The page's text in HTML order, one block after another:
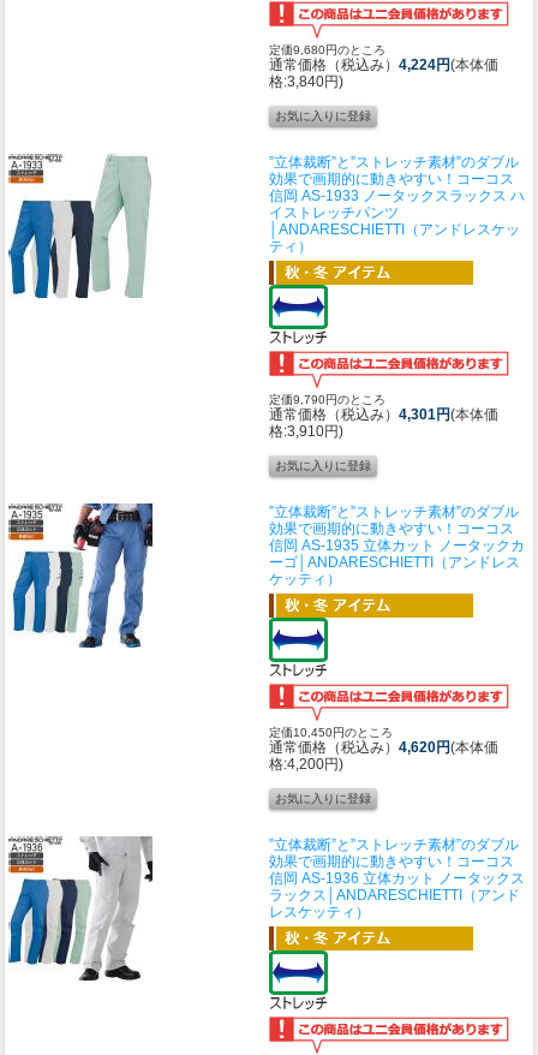
定価9,680円のところ
通常価格（税込み） 4,224円(本体価
格:3,840円)
”立体裁断”と”ストレッチ素材”のダブル
効果で画期的に動きやすい！ コーコス
信岡 AS-1933 ノータックスラックス ハ
イストレッチパンツ
│ANDARESCHIETTI（アンドレスケッ
ティ）
定価9,790円のところ
通常価格（税込み） 4,301円(本体価
格:3,910円)
”立体裁断”と”ストレッチ素材”のダブル
効果で画期的に動きやすい！ コーコス
信岡 AS-1935 立体カット ノータックカ
ーゴ│ANDARESCHIETTI（アンドレス
ケッティ）
定価10,450円のところ
通常価格（税込み） 4,620円(本体価
格:4,200円)
”立体裁断”と”ストレッチ素材”のダブル
効果で画期的に動きやすい！ コーコス
信岡 AS-1936 立体カット ノータックス
ラックス│ANDARESCHIETTI（アンド
レスケッティ）